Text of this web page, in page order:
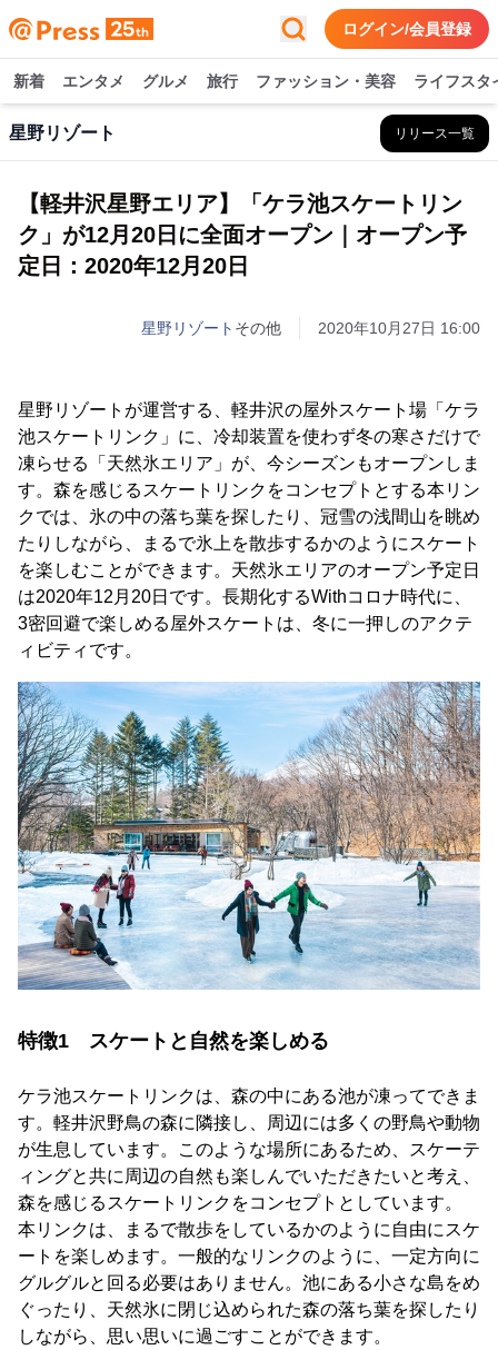
ログイン/会員登録
新着 エンタメ グルメ 旅行 ファッション・美容 ライフスタ
星野リゾート リリース一覧
【軽井沢星野エリア】「ケラ池スケートリン
ク」が12月20日に全面オープン｜オープン予
定日：2020年12月20日
星野リゾート その他 2020年10月27日 16:00
星野リゾートが運営する、軽井沢の屋外スケート場「ケラ
池スケートリンク」に、冷却装置を使わず冬の寒さだけで
凍らせる「天然氷エリア」が、今シーズンもオープンしま
す。森を感じるスケートリンクをコンセプトとする本リン
クでは、氷の中の落ち葉を探したり、冠雪の浅間山を眺め
たりしながら、まるで氷上を散歩するかのようにスケート
を楽しむことができます。天然氷エリアのオープン予定日
は2020年12月20日です。長期化するWithコロナ時代に、
3密回避で楽しめる屋外スケートは、冬に一押しのアクテ
ィビティです。
特徴1 スケートと自然を楽しめる
ケラ池スケートリンクは、森の中にある池が凍ってできま
す。軽井沢野鳥の森に隣接し、周辺には多くの野鳥や動物
が生息しています。このような場所にあるため、スケーテ
ィングと共に周辺の自然も楽しんでいただきたいと考え、
森を感じるスケートリンクをコンセプトとしています。
本リンクは、まるで散歩をしているかのように自由にスケ
ートを楽しめます。一般的なリンクのように、一定方向に
グルグルと回る必要はありません。池にある小さな島をめ
ぐったり、天然氷に閉じ込められた森の落ち葉を探したり
しながら、思い思いに過ごすことができます。